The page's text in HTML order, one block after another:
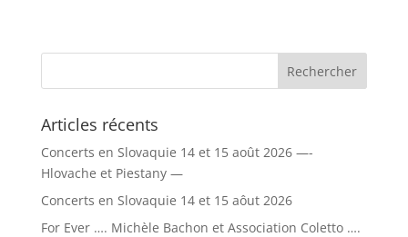
Articles récents
Concerts en Slovaquie 14 et 15 août 2026 —-
Hlovache et Piestany —
Concerts en Slovaquie 14 et 15 aôut 2026
For Ever …. Michèle Bachon et Association Coletto ….